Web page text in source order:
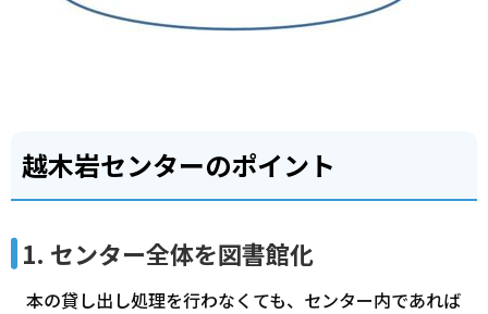
越木岩センターのポイント
1. センター全体を図書館化
本の貸し出し処理を行わなくても、センター内であれば